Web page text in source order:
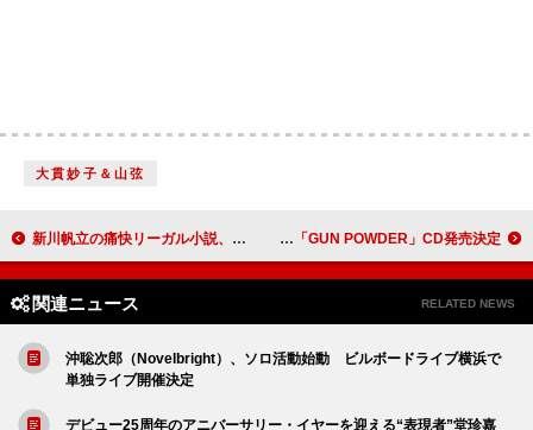
大貫妙子＆山弦
新川帆立の痛快リーガル小説、『離婚弁護士 松岡紬』文庫版が発売 TOOBOE、TVアニメ『勇者のクズ』第1クールOPテーマ「GUN POWDER」CD発売決定
関連ニュース RELATED NEWS
沖聡次郎（Novelbright）、ソロ活動始動 ビルボードライブ横浜で
単独ライブ開催決定
デビュー25周年のアニバーサリー・イヤーを迎える“表現者”堂珍嘉